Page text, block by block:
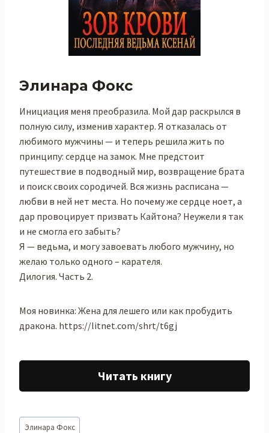
Элинара Фокс
Инициация меня преобразила. Мой дар раскрылся в
полную силу, изменив характер. Я отказалась от
любимого мужчины — и теперь решила жить по
принципу: сердце на замок. Мне предстоит
путешествие в подводный мир, возвращение брата
и поиск своих сородичей. Вся жизнь расписана —
любви в ней нет места. Но почему же сердце ноет, а
дар провоцирует призвать Кайтона? Неужели я так
и не смогла его забыть?
Я — ведьма, и могу завоевать любого мужчину, но
желаю только одного – карателя.
Дилогия. Часть 2.
Моя новинка: Жена для лешего или как пробудить
дракона. https://litnet.com/shrt/t6gj
Читать книгу
Метки
Элинара Фокс